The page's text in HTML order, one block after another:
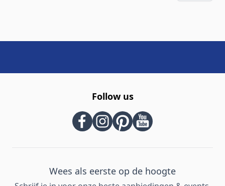
Follow us
Wees als eerste op de hoogte